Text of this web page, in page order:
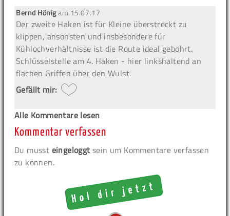
Bernd Hönigam 15.07.17
Der zweite Haken ist für Kleine überstreckt zu
klippen, ansonsten und insbesondere für
Kühlochverhältnisse ist die Route ideal gebohrt.
Schlüsselstelle am 4. Haken - hier linkshaltend an
flachen Griffen über den Wulst.
Gefällt mir:
Alle Kommentare lesen
Kommentar verfassen
Du musst eingeloggt sein um Kommentare verfassen
zu können.